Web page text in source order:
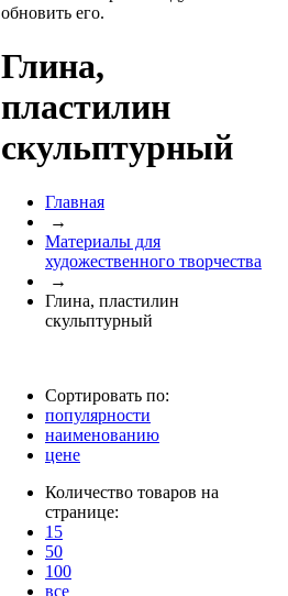
обновить его.
Глина,
пластилин
скульптурный
Главная
→
Материалы для
художественного творчества
→
Глина, пластилин
скульптурный
Сортировать по:
популярности
наименованию
цене
Количество товаров на
странице:
15
50
100
все